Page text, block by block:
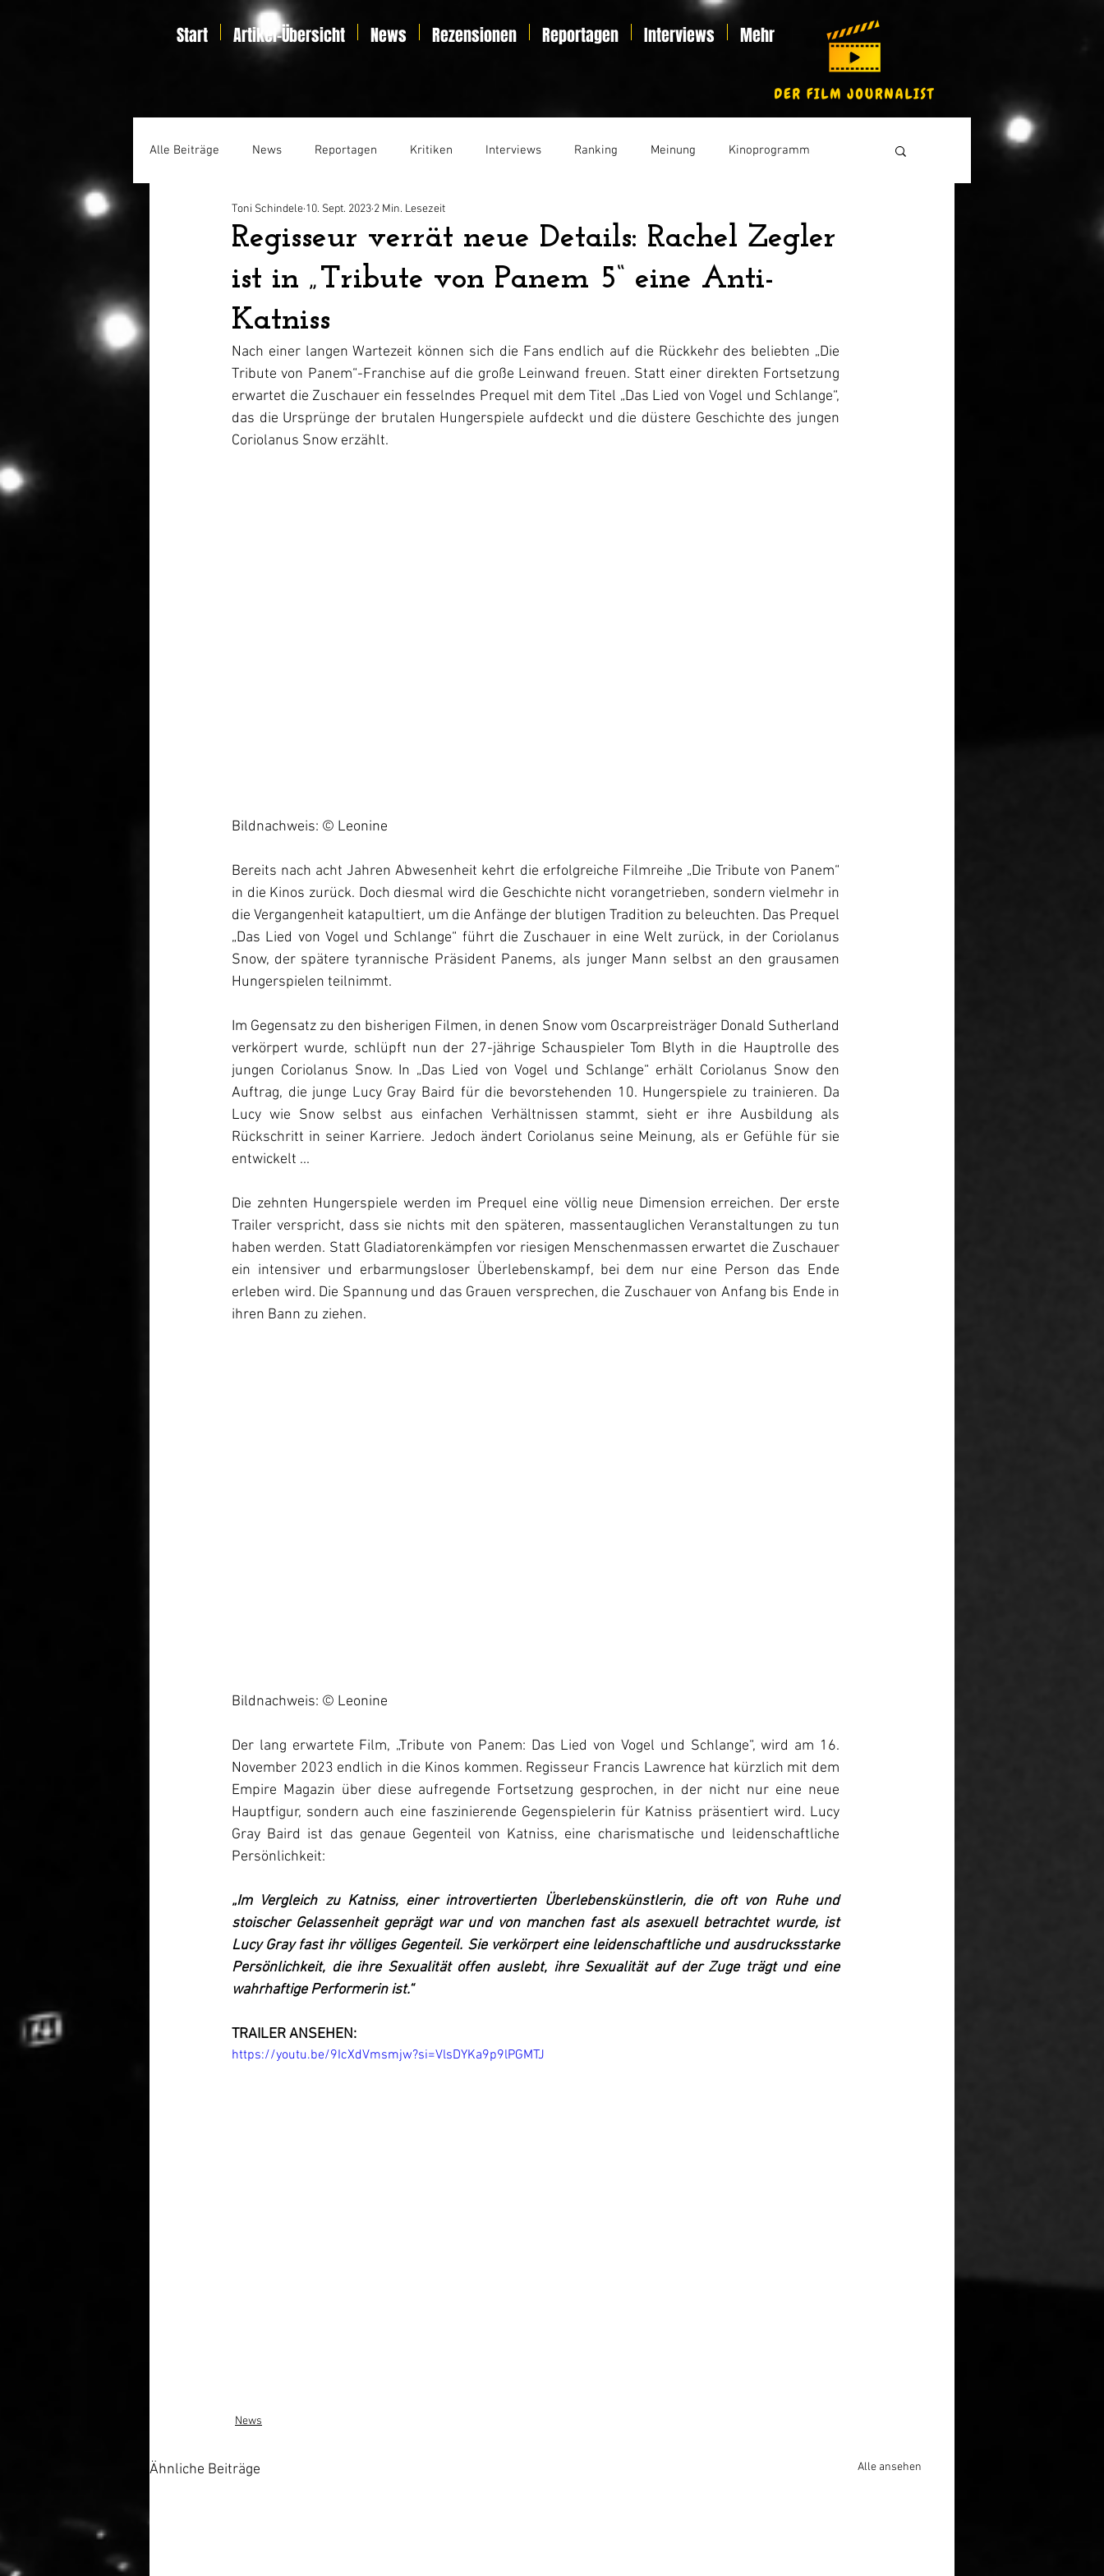
Start Artikel-Übersicht News Rezensionen Reportagen Interviews Mehr
Alle Beiträge News Reportagen Kritiken Interviews Ranking Meinung Kinoprogramm
Home Entertainment Essay
Regisseur verrät neue Details: Rachel Zegler
ist in „Tribute von Panem 5“ eine Anti-
Katniss
Toni Schindele 10. Sept. 2023 2 Min. Lesezeit
Nach einer langen Wartezeit können sich die Fans endlich auf die Rückkehr des beliebten „Die
Tribute von Panem“-Franchise auf die große Leinwand freuen. Statt einer direkten Fortsetzung
erwartet die Zuschauer ein fesselndes Prequel mit dem Titel „Das Lied von Vogel und Schlange“,
das die Ursprünge der brutalen Hungerspiele aufdeckt und die düstere Geschichte des jungen
Coriolanus Snow erzählt.
Bildnachweis: © Leonine
Bereits nach acht Jahren Abwesenheit kehrt die erfolgreiche Filmreihe „Die Tribute von Panem“
in die Kinos zurück. Doch diesmal wird die Geschichte nicht vorangetrieben, sondern vielmehr in
die Vergangenheit katapultiert, um die Anfänge der blutigen Tradition zu beleuchten. Das Prequel
„Das Lied von Vogel und Schlange“ führt die Zuschauer in eine Welt zurück, in der Coriolanus
Snow, der spätere tyrannische Präsident Panems, als junger Mann selbst an den grausamen
Hungerspielen teilnimmt.
Im Gegensatz zu den bisherigen Filmen, in denen Snow vom Oscarpreisträger Donald Sutherland
verkörpert wurde, schlüpft nun der 27-jährige Schauspieler Tom Blyth in die Hauptrolle des
jungen Coriolanus Snow. In „Das Lied von Vogel und Schlange“ erhält Coriolanus Snow den
Auftrag, die junge Lucy Gray Baird für die bevorstehenden 10. Hungerspiele zu trainieren. Da
Lucy wie Snow selbst aus einfachen Verhältnissen stammt, sieht er ihre Ausbildung als
Rückschritt in seiner Karriere. Jedoch ändert Coriolanus seine Meinung, als er Gefühle für sie
entwickelt ...
Die zehnten Hungerspiele werden im Prequel eine völlig neue Dimension erreichen. Der erste
Trailer verspricht, dass sie nichts mit den späteren, massentauglichen Veranstaltungen zu tun
haben werden. Statt Gladiatorenkämpfen vor riesigen Menschenmassen erwartet die Zuschauer
ein intensiver und erbarmungsloser Überlebenskampf, bei dem nur eine Person das Ende
erleben wird. Die Spannung und das Grauen versprechen, die Zuschauer von Anfang bis Ende in
ihren Bann zu ziehen.
Bildnachweis: © Leonine
Der lang erwartete Film, „Tribute von Panem: Das Lied von Vogel und Schlange“, wird am 16.
November 2023 endlich in die Kinos kommen. Regisseur Francis Lawrence hat kürzlich mit dem
Empire Magazin über diese aufregende Fortsetzung gesprochen, in der nicht nur eine neue
Hauptfigur, sondern auch eine faszinierende Gegenspielerin für Katniss präsentiert wird. Lucy
Gray Baird ist das genaue Gegenteil von Katniss, eine charismatische und leidenschaftliche
Persönlichkeit:
„Im Vergleich zu Katniss, einer introvertierten Überlebenskünstlerin, die oft von Ruhe und
stoischer Gelassenheit geprägt war und von manchen fast als asexuell betrachtet wurde, ist
Lucy Gray fast ihr völliges Gegenteil. Sie verkörpert eine leidenschaftliche und ausdrucksstarke
Persönlichkeit, die ihre Sexualität offen auslebt, ihre Sexualität auf der Zuge trägt und eine
wahrhaftige Performerin ist.“
TRAILER ANSEHEN:
https://youtu.be/9IcXdVmsmjw?si=VlsDYKa9p9lPGMTJ
News
Ähnliche Beiträge Alle ansehen